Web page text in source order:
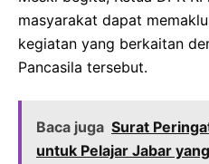
masyarakat dapat
kegiatan yang berkaitan
Pancasila tersebut.
Baca juga Surat
untuk Pelajar Jabar